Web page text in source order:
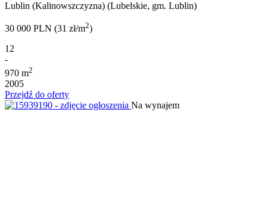
Lublin (Kalinowszczyzna) (Lubelskie, gm. Lublin)
30 000 PLN (31 zł/m2)
12
-
970 m2
2005
Przejdź do oferty
Na wynajem